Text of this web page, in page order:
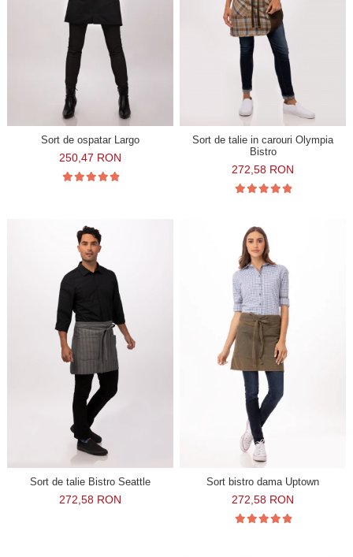
Sort de ospatar Largo
250,47 RON
Sort de talie in carouri Olympia
Bistro
272,58 RON
Sort de talie Bistro Seattle
272,58 RON
Sort bistro dama Uptown
272,58 RON